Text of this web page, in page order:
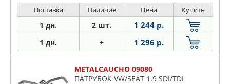
Поставка Наличие Цена Купить
1 дн. 2 шт. 1 244 р.
1 дн. + 1 296 р.
METALCAUCHO 09080
ПАТРУБОК VW/SEAT 1.9 SDI/TDI